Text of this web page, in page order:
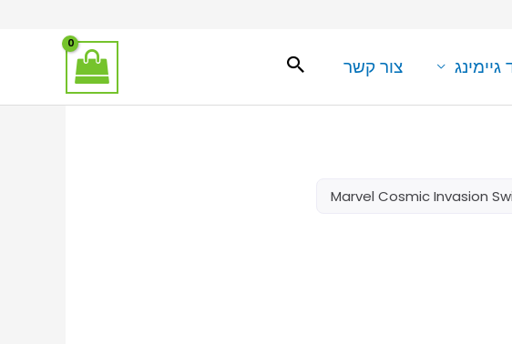
גיימינג צור קשר
Marvel Cosmic Invasion